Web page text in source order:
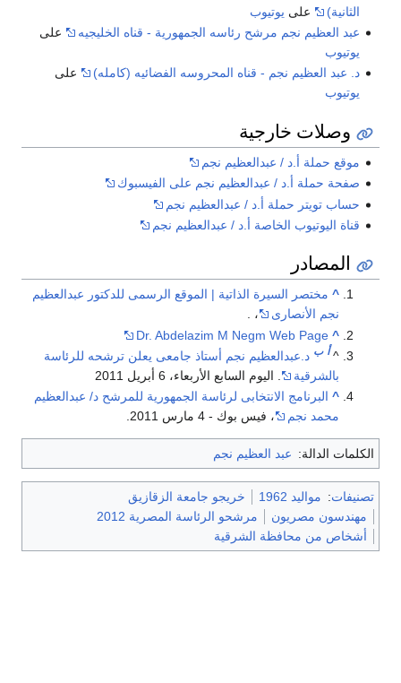
الثانية)
على يوتيوب
عبد العظيم نجم مرشح رئاسه الجمهورية - قناه الخليجيه
على
يوتيوب
د. عبد العظيم نجم - قناه المحروسه الفضائيه (كامله)
على
يوتيوب
وصلات خارجية
موقع حملة أ.د / عبدالعظيم نجم
صفحة حملة أ.د / عبدالعظيم نجم على الفيسبوك
حساب تويتر حملة أ.د / عبدالعظيم نجم
قناة اليوتيوب الخاصة أ.د / عبدالعظيم نجم
المصادر
^ مختصر السيرة الذاتية | الموقع الرسمى للدكتور عبدالعظيم
نجم الأنصارى
، .
^
Dr. Abdelazim M Negm Web Page
^أ ب د.عبدالعظيم نجم أستاذ جامعى يعلن ترشحه للرئاسة
بالشرقية
. اليوم السابع الأربعاء، 6 أبريل 2011
^ البرنامج الانتخابى لرئاسة الجمهورية للمرشح د/ عبدالعظيم
محمد نجم
، فيس بوك - 4 مارس 2011.
الكلمات الدالة: عبد العظيم نجم
تصنيفات: مواليد 1962
خريجو جامعة الزقازيق
مهندسون مصريون
مرشحو الرئاسة المصرية 2012
أشخاص من محافظة الشرقية